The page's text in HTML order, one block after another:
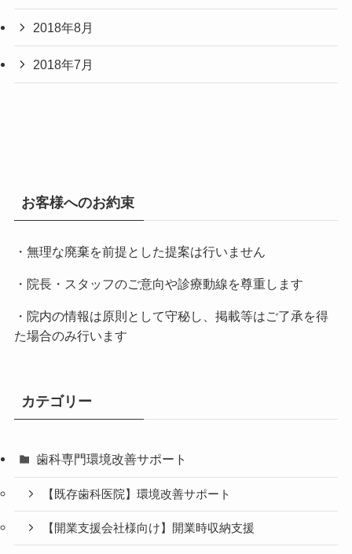
2018年8月
2018年7月
お客様へのお約束
・無理な廃棄を前提とした提案は行いません
・院長・スタッフのご意向や診療動線を尊重します
・院内の情報は原則として守秘し、掲載等はご了承を得
た場合のみ行います
カテゴリー
歯科専門環境改善サポート
【既存歯科医院】環境改善サポート
【開業支援会社様向け】開業時収納支援